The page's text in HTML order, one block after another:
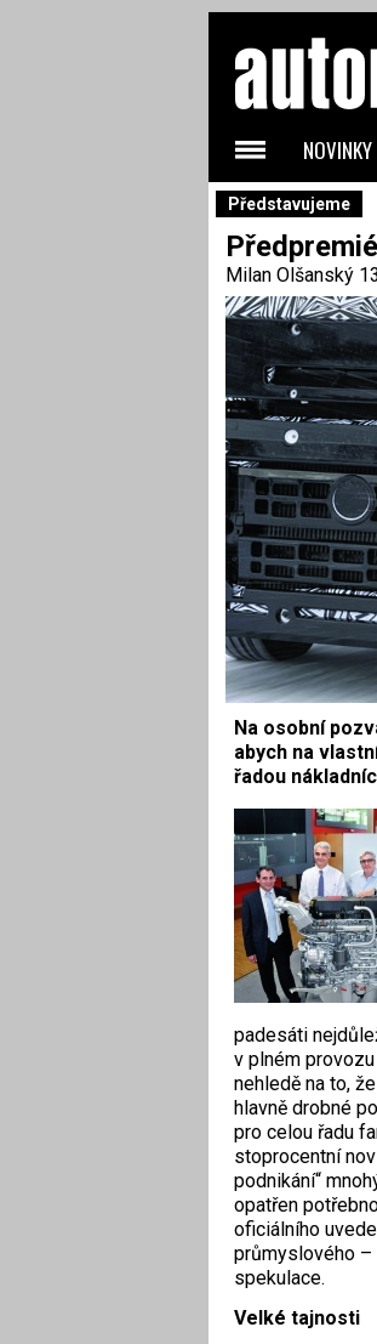
Představujeme
Milan Olšanský
Na osobní
abych na
řadou
padesáti
v plném
nehledě na to,
hlavně drobné
pro celou řadu
stoprocentní
podnikání“
opatřen
oficiálního
průmyslového –
spekulace.
Velké tajnosti
NOVINKY